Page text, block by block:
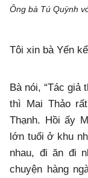
Ông bà Tú Quỳnh
Tôi xin bà Yến
Bà nói, “Tác giả
thì Mai Thảo
Thạnh. Hồi ấy
lớn tuổi ở khu
nhau, đi ăn đi
chuyện hàng